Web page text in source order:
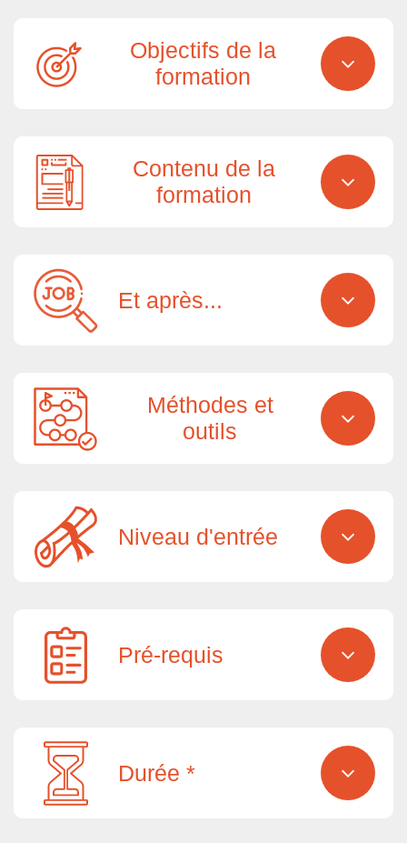
Objectifs de la
formation
Contenu de la
formation
Et après...
Méthodes et
outils
Niveau d'entrée
Pré-requis
Durée *